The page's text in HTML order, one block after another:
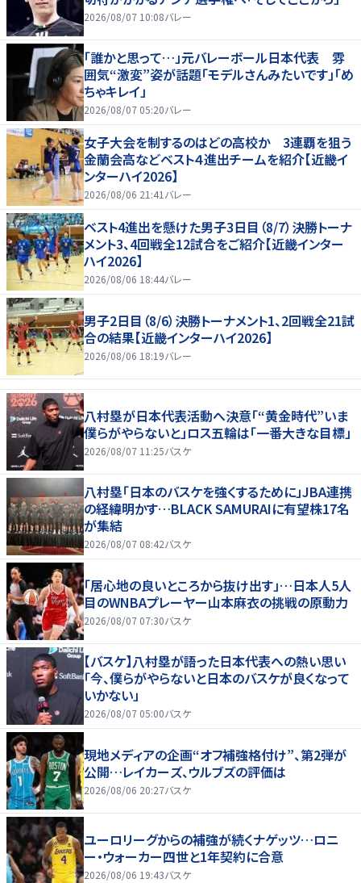
2026/08/07 10:08バレー
「誰かと思って…」元バレーボール日本代表 雰
囲気“激変”姿が話題「モデルさんみたいです」「め
ちゃキレイ」
2026/08/07 05:20バレー
女子大会を制するのはどの高校か 3連覇を狙う
金蘭会高などベスト４進出チームを紹介【近畿イ
ンターハイ2026】
2026/08/06 21:41バレー
ベスト4進出を懸けた男子3日目（8/7）決勝トーナ
メント3、4回戦全12試合をご紹介【近畿インター
ハイ2026】
2026/08/06 18:44バレー
男子2日目（8/6）決勝トーナメント1、2回戦全21試
合の結果【近畿インターハイ2026】
2026/08/06 18:19バレー
八村塁が日本代表活動へ決意「“黄金時代”いま
僕らがやらないと」ロス五輪は「一番大きな目標」
2026/08/07 11:25バスケ
八村塁「日本のバスケを強くするために」JBA連携
の経緯明かす…BLACK SAMURAIに有望株17名
が集結
2026/08/07 08:42バスケ
「居心地の良いところから抜け出す」…日本人5人
目のWNBAプレーヤー山本麻衣の挑戦の原動力
2026/08/07 07:30バスケ
【バスケ】八村塁が語った日本代表への熱い思い
「今、僕らがやらないと日本のバスケが良くなって
いかない」
2026/08/07 05:00バスケ
現地メディアの企画“オフ補強格付け”、第2弾が
公開…レイカーズ、ウルブズの評価は
2026/08/06 20:27バスケ
ユーロリーグからの補強が続くナゲッツ…ロニ
ー・ウォーカー四世と1年契約に合意
2026/08/06 19:43バスケ